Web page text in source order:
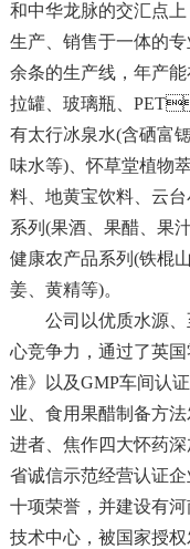
联系我们
和中华龙脉的交汇点上
生产、销售于一体
余条的生产线，年
拉罐、玻璃瓶、
有太行冰泉水(含硒富锶水
味水等)、怀草堂植物
料、地黄宝饮料、云
系列(果酒、果醋、果
健康农产品系列(铁棍山药
姜、黄精等)。
公司以优质水源、
心竞争力，通过了英
准》以及GMP车间认
业、食用果醋制备方
进者、焦作四大怀药
省诚信示范经营认证企
十项荣誉，并建设有
技术中心，被国家授权